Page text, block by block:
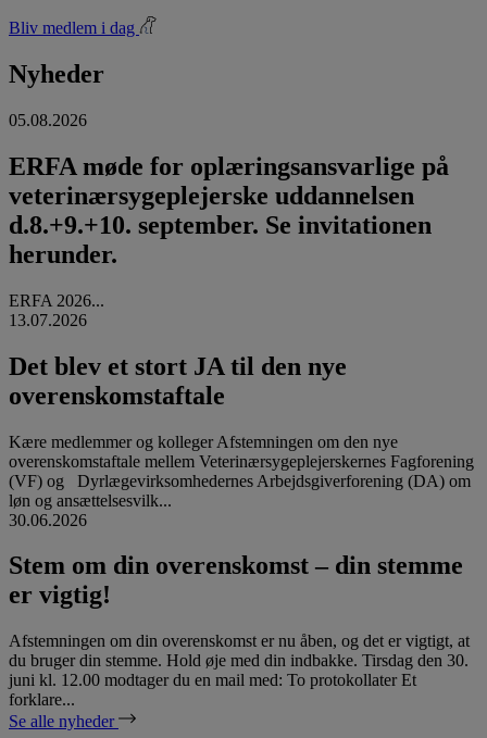
Bliv medlem i dag
Nyheder
05.08.2026
ERFA møde for oplæringsansvarlige på
veterinærsygeplejerske uddannelsen
d.8.+9.+10. september. Se invitationen
herunder.
ERFA 2026...
13.07.2026
Det blev et stort JA til den nye
overenskomstaftale
Kære medlemmer og kolleger Afstemningen om den nye
overenskomstaftale mellem Veterinærsygeplejerskernes Fagforening
(VF) og Dyrlægevirksomhedernes Arbejdsgiverforening (DA) om
løn og ansættelsesvilk...
30.06.2026
Stem om din overenskomst – din stemme
er vigtig!
Afstemningen om din overenskomst er nu åben, og det er vigtigt, at
du bruger din stemme. Hold øje med din indbakke. Tirsdag den 30.
juni kl. 12.00 modtager du en mail med: To protokollater Et
forklare...
Se alle nyheder